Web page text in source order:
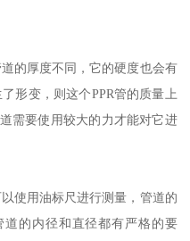
的厚度不同，它的硬度也会有
形变，则这个PPR管的质量上
需要使用较大的力才能对它进
使用油标尺进行测量，管道的
道的内径和直径都有严格的要